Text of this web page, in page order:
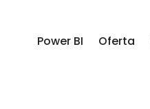
Power BI Oferta